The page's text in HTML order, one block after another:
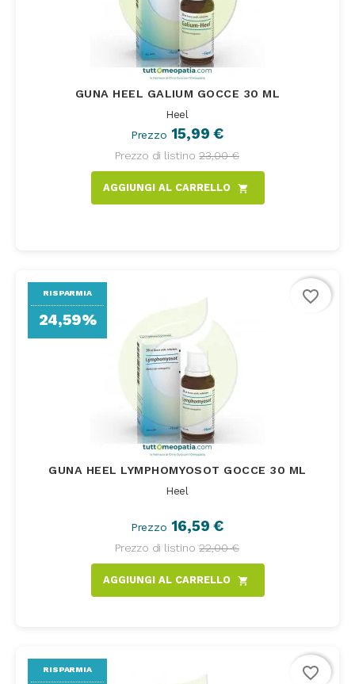
GUNA HEEL GALIUM GOCCE 30 ML
Heel
Prezzo 15,99 €
Prezzo di listino 23,00 €
AGGIUNGI AL CARRELLO shopping_cart
GUNA HEEL LYMPHOMYOSOT GOCCE 30 ML
Heel
Prezzo 16,59 €
Prezzo di listino 22,00 €
AGGIUNGI AL CARRELLO shopping_cart
RISPARMIA
24,59%
favorite_border
RISPARMIA favorite_border